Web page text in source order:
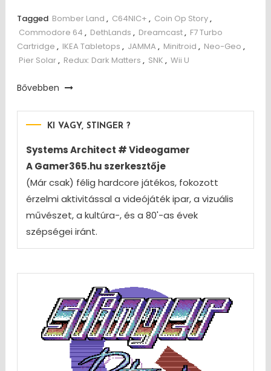
Tagged Bomber Land , C64NIC+ , Coin Op Story,
Commodore 64 , DethLands , Dreamcast, F7 Turbo
Cartridge , IKEA Tabletops , JAMMA , Minitroid , Neo-Geo ,
Pier Solar, Redux: Dark Matters , SNK , Wii U
Bővebben
KI VAGY, STINGER ?
Systems Architect # Videogamer
A Gamer365.hu szerkesztője
(Már csak) félig hardcore játékos, fokozott
érzelmi aktivitással a videójáték ipar, a vizuális
művészet, a kultúra-, és a 80'-as évek
szépségei iránt.